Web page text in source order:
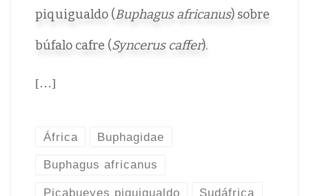
piquigualdo (Buphagus africanus) sobre
búfalo cafre (Syncerus caffer).
[…]
África Buphagidae
Buphagus africanus
Picabueyes piquigualdo Sudáfrica